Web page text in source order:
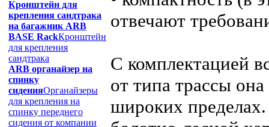
Кронштейн для
крепления сандтрака
на багажник ARB
BASE RackКронштейн
для крепления
сандтрака
ARB органайзер на
спинку
сиденияОрганайзеры
для крепления на
спинку переднего
сидения от компании
отвечают
С комплектацией
от типа трассы
широких